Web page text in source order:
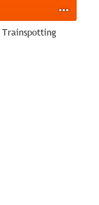
Trainspotting